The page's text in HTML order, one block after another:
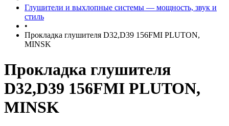
Глушители и выхлопные системы — мощность, звук и
стиль
•
Прокладка глушителя D32,D39 156FMI PLUTON,
MINSK
Прокладка глушителя
D32,D39 156FMI PLUTON,
MINSK